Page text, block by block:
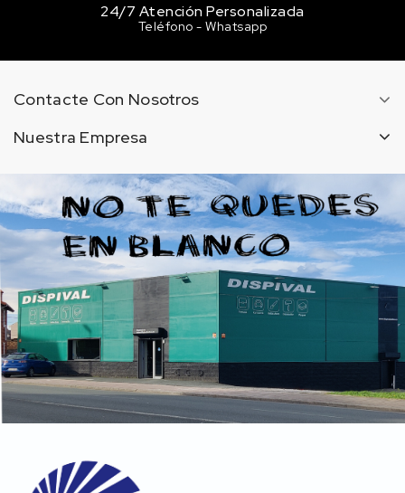
24/7 Atención Personalizada
Teléfono - Whatsapp
Contacte Con Nosotros
Nuestra Empresa